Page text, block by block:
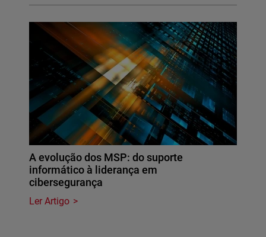
A evolução dos MSP: do suporte
informático à liderança em
cibersegurança
Ler Artigo